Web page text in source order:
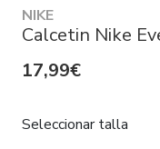
NIKE
Calcetin Nike
17,99€
Seleccionar talla